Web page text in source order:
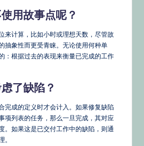
用故事点呢？
来计算，比如小时或理想天数，尽管故
抽象性而更受青睐。无论使用何种单
：根据过去的表现来衡量已完成的工作
了缺陷？
完成的定义时才会计入。如果修复缺陷
项列表的任务，那么一旦完成，其对应
。如果这是已交付工作中的缺陷，则通
。